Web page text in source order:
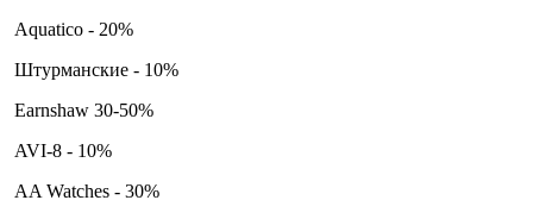
Aquatico - 20%
Штурманские - 10%
Earnshaw 30-50%
AVI-8 - 10%
AA Watches - 30%